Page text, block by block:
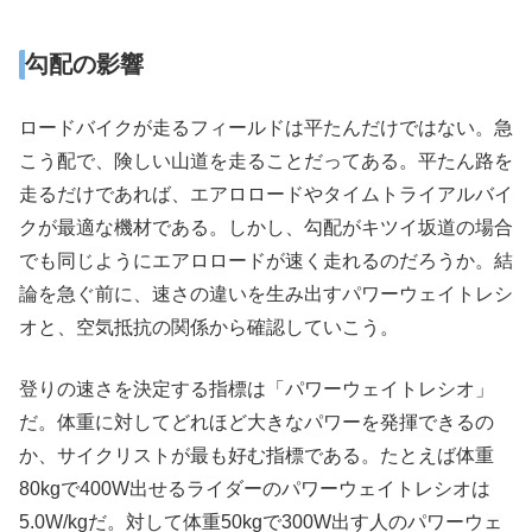
勾配の影響
ロードバイクが走るフィールドは平たんだけではない。急
こう配で、険しい山道を走ることだってある。平たん路を
走るだけであれば、エアロロードやタイムトライアルバイ
クが最適な機材である。しかし、勾配がキツイ坂道の場合
でも同じようにエアロロードが速く走れるのだろうか。結
論を急ぐ前に、速さの違いを生み出すパワーウェイトレシ
オと、空気抵抗の関係から確認していこう。
登りの速さを決定する指標は「パワーウェイトレシオ」
だ。体重に対してどれほど大きなパワーを発揮できるの
か、サイクリストが最も好む指標である。たとえば体重
80kgで400W出せるライダーのパワーウェイトレシオは
5.0W/kgだ。対して体重50kgで300W出す人のパワーウェ